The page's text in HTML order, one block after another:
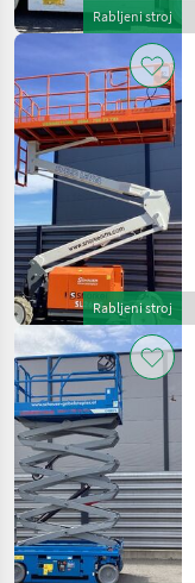
Rabljeni stroj
Rabljeni stroj